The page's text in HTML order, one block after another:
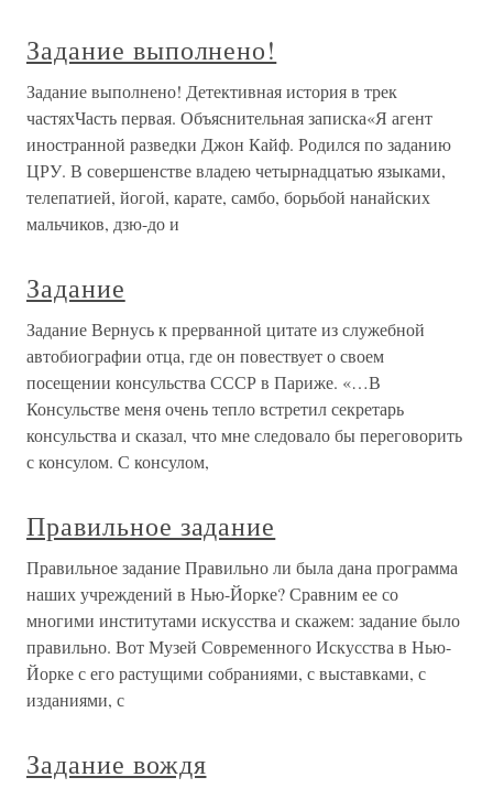
Задание выполнено!
Задание выполнено! Детективная история в трек
частяхЧасть первая. Объяснительная записка«Я агент
иностранной разведки Джон Кайф. Родился по заданию
ЦРУ. В совершенстве владею четырнадцатью языками,
телепатией, йогой, карате, самбо, борьбой нанайских
мальчиков, дзю-до и
Задание
Задание Вернусь к прерванной цитате из служебной
автобиографии отца, где он повествует о своем
посещении консульства СССР в Париже. «…В
Консульстве меня очень тепло встретил секретарь
консульства и сказал, что мне следовало бы переговорить
с консулом. С консулом,
Правильное задание
Правильное задание Правильно ли была дана программа
наших учреждений в Нью-Йорке? Сравним ее со
многими институтами искусства и скажем: задание было
правильно. Вот Музей Современного Искусства в Нью-
Йорке с его растущими собраниями, с выставками, с
изданиями, с
Задание вождя